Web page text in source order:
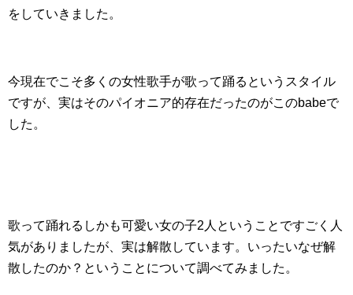
をしていきました。
今現在でこそ多くの女性歌手が歌って踊るというスタイル
ですが、実はそのパイオニア的存在だったのがこのbabeで
した。
歌って踊れるしかも可愛い女の子2人ということですごく人
気がありましたが、実は解散しています。いったいなぜ解
散したのか？ということについて調べてみました。